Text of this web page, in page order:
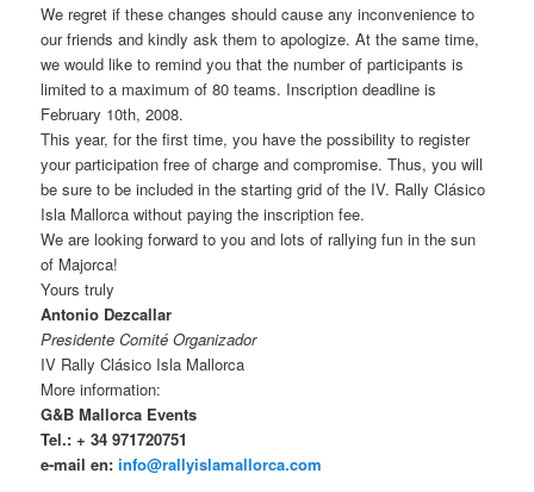
We regret if these changes should cause any inconvenience to
our friends and kindly ask them to apologize. At the same time,
we would like to remind you that the number of participants is
limited to a maximum of 80 teams. Inscription deadline is
February 10th, 2008.
This year, for the first time, you have the possibility to register
your participation free of charge and compromise. Thus, you will
be sure to be included in the starting grid of the IV. Rally Clásico
Isla Mallorca without paying the inscription fee.
We are looking forward to you and lots of rallying fun in the sun
of Majorca!
Yours truly
Antonio Dezcallar
Presidente Comité Organizador
IV Rally Clásico Isla Mallorca
More information:
G&B Mallorca Events
Tel.: + 34 971720751
e-mail en:info@rallyislamallorca.com